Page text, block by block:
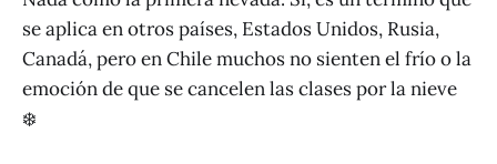
se aplica en otros países, Estados Unidos, Rusia,
Canadá, pero en Chile muchos no sienten el frío o la
emoción de que se cancelen las clases por la nieve
❄️